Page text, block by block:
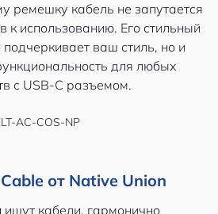
ремешку кабель не запутается
к использованию. Его стильный
подчеркивает ваш стиль, но и
для любых
с USB-C разъемом.
от Native Union
кабели, гармонично